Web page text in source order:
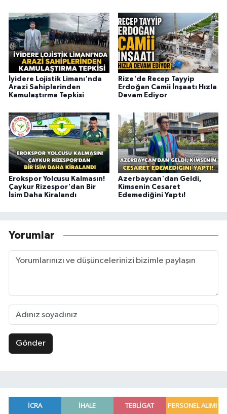
İyidere Lojistik Limanı'nda
Arazi Sahiplerinden
Kamulaştırma Tepkisi
Rize'de Recep Tayyip
Erdoğan Camii İnşaatı Hızla
Devam Ediyor
Erokspor Yolcusu Kalmasın!
Çaykur Rizespor'dan Bir
İsim Daha Kiralandı
Azerbaycan'dan Geldi,
Kimsenin Cesaret
Edemediğini Yaptı!
Yorumlar
Gönder